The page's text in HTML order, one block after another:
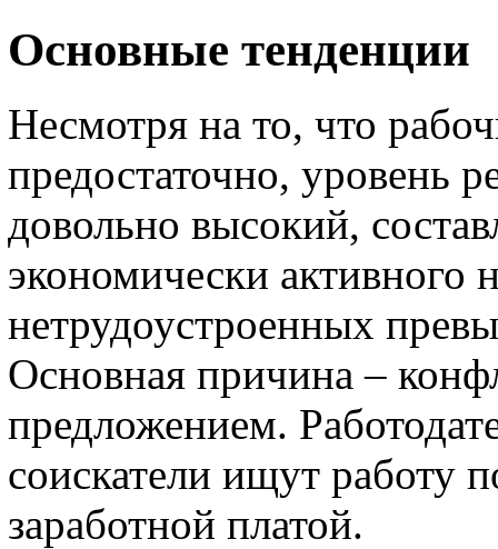
Основные тенденции
Несмотря на то, что
предостаточно, уровень
довольно высокий,
экономически активного
нетрудоустроенных
Основная причина –
предложением.
соискатели ищут работу
заработной платой.